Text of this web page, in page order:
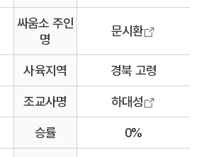
싸움소 주인
명
문시환
사육지역 경북 고령
조교사명 하대성
승률 0%